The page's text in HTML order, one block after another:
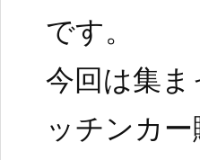
です。
今回は集
ッチンカ